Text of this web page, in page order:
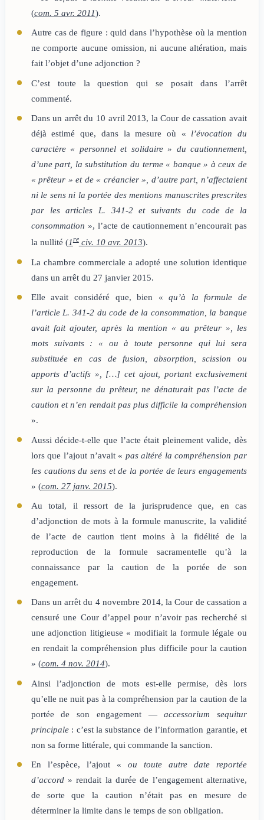
(com. 5 avr. 2011).
Autre cas de figure : quid dans l’hypothèse où la mention
ne comporte aucune omission, ni aucune altération, mais
fait l’objet d’une adjonction ?
C’est toute la question qui se posait dans l’arrêt
commenté.
Dans un arrêt du 10 avril 2013, la Cour de cassation avait
déjà estimé que, dans la mesure où «l’évocation du
caractère « personnel et solidaire » du cautionnement,
d’une part, la substitution du terme « banque » à ceux de
« prêteur » et de « créancier », d’autre part, n’affectaient
ni le sens ni la portée des mentions manuscrites prescrites
par les articles L. 341-2 et suivants du code de la
consommation », l’acte de cautionnement n’encourait pas
la nullité (1reciv. 10 avr. 2013).
La chambre commerciale a adopté une solution identique
dans un arrêt du 27 janvier 2015.
Elle avait considéré que, bien «qu’à la formule de
l’article L. 341-2 du code de la consommation, la banque
avait fait ajouter, après la mention « au prêteur », les
mots suivants : « ou à toute personne qui lui sera
substituée en cas de fusion, absorption, scission ou
apports d’actifs », […] cet ajout, portant exclusivement
sur la personne du prêteur, ne dénaturait pas l’acte de
caution et n’en rendait pas plus difficile la compréhension
».
Aussi décide-t-elle que l’acte était pleinement valide, dès
lors que l’ajout n’avait « pas altéré la compréhension par
les cautions du sens et de la portée de leurs engagements
» (com. 27 janv. 2015).
Au total, il ressort de la jurisprudence que, en cas
d’adjonction de mots à la formule manuscrite, la validité
de l’acte de caution tient moins à la fidélité de la
reproduction de la formule sacramentelle qu’à la
connaissance par la caution de la portée de son
engagement.
Dans un arrêt du 4 novembre 2014, la Cour de cassation a
censuré une Cour d’appel pour n’avoir pas recherché si
une adjonction litigieuse « modifiait la formule légale ou
en rendait la compréhension plus difficile pour la caution
» (com. 4 nov. 2014).
Ainsi l’adjonction de mots est-elle permise, dès lors
qu’elle ne nuit pas à la compréhension par la caution de la
portée de son engagement —accessorium sequitur
principale: c’est la substance de l’information garantie, et
non sa forme littérale, qui commande la sanction.
En l’espèce, l’ajout « ou toute autre date reportée
d’accord» rendait la durée de l’engagement alternative,
de sorte que la caution n’était pas en mesure de
déterminer la limite dans le temps de son obligation.